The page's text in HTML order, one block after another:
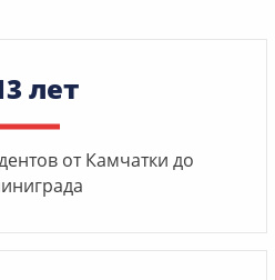
лет
от Камчатки до